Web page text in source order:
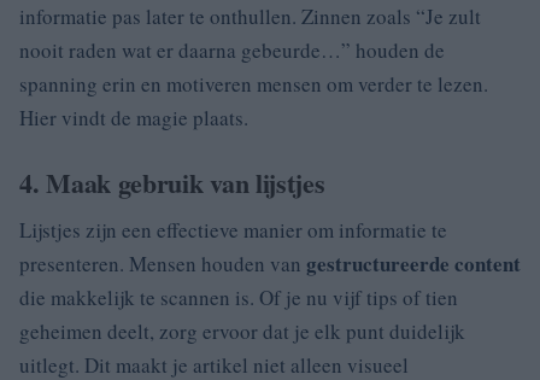
informatie pas later te onthullen. Zinnen zoals “Je zult
nooit raden wat er daarna gebeurde…” houden de
spanning erin en motiveren mensen om verder te lezen.
Hier vindt de magie plaats.
4. Maak gebruik van lijstjes
Lijstjes zijn een effectieve manier om informatie te
presenteren. Mensen houden van gestructureerde content
die makkelijk te scannen is. Of je nu vijf tips of tien
geheimen deelt, zorg ervoor dat je elk punt duidelijk
uitlegt. Dit maakt je artikel niet alleen visueel